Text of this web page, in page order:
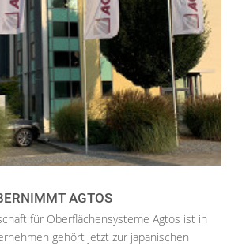
AGTOS
für Oberflächensysteme Agtos ist in
gehört jetzt zur japanischen